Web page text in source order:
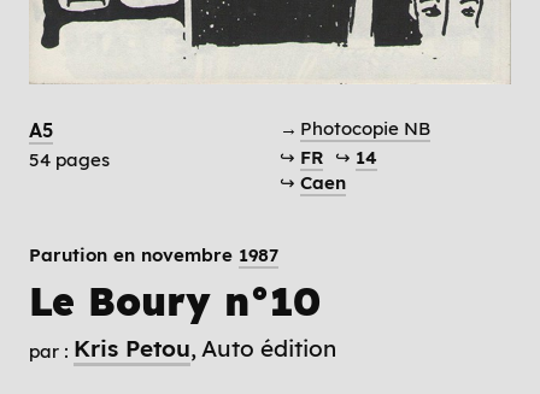
A5
54 pages
→ Photocopie NB
↪ FR ↪ 14
↪ Caen
Parution en novembre 1987
Le Boury n°10
par : Kris Petou Auto édition